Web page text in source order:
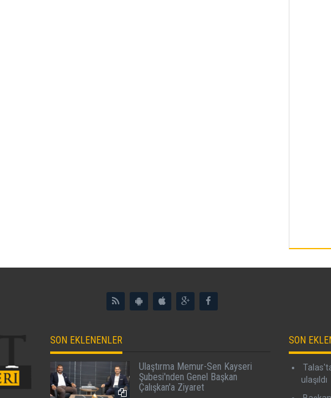
SON EKLENENLER
Ulaştırma Memur-Sen Kayseri
Şubesi'nden Genel Başkan
Çalışkan'a Ziyaret
SON
ulaşıldı